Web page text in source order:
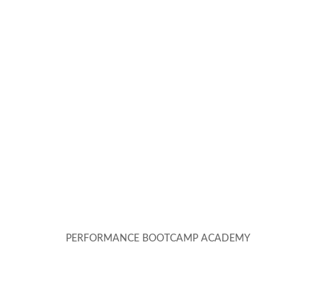
PERFORMANCE BOOTCAMP ACADEMY